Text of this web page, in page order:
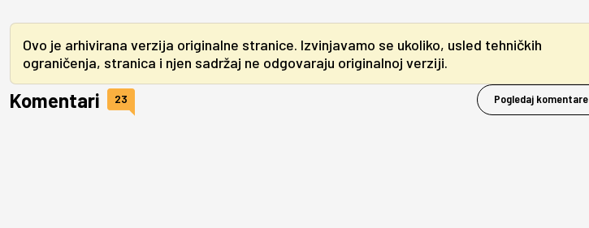
Ovo je arhivirana verzija originalne stranice. Izvinjavamo se ukoliko, usled tehničkih
ograničenja, stranica i njen sadržaj ne odgovaraju originalnoj verziji.
Komentari 23 Pogledaj komentare